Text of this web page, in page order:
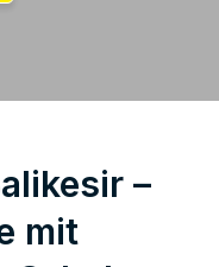
–
mit